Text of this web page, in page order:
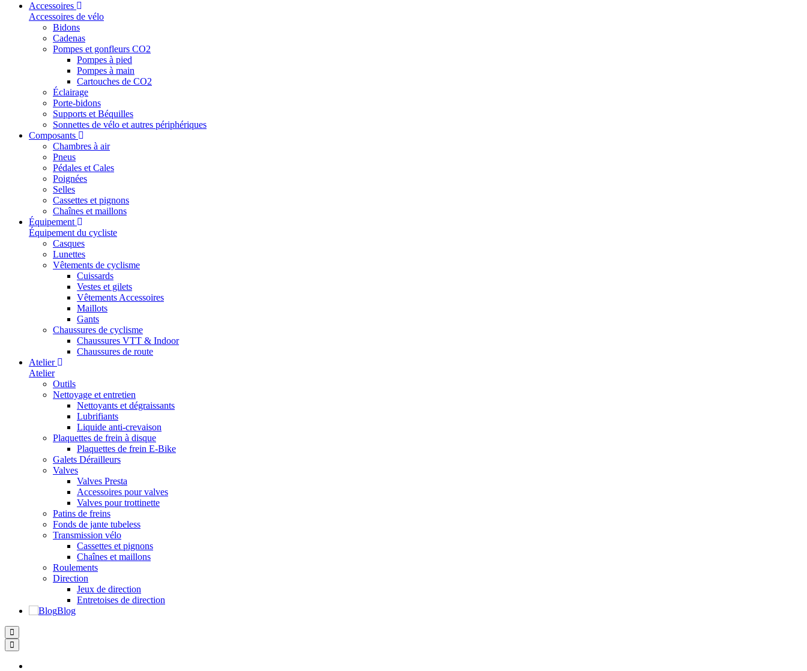
Accessoires
Accessoires de vélo
Bidons
Cadenas
Pompes et gonfleurs CO2
Pompes à pied
Pompes à main
Cartouches de CO2
Éclairage
Porte-bidons
Supports et Béquilles
Sonnettes de vélo et autres périphériques
Composants
Chambres à air
Pneus
Pédales et Cales
Poignées
Selles
Cassettes et pignons
Chaînes et maillons
Équipement
Équipement du cycliste
Casques
Lunettes
Vêtements de cyclisme
Cuissards
Vestes et gilets
Vêtements Accessoires
Maillots
Gants
Chaussures de cyclisme
Chaussures VTT & Indoor
Chaussures de route
Atelier
Atelier
Outils
Nettoyage et entretien
Nettoyants et dégraissants
Lubrifiants
Liquide anti-crevaison
Plaquettes de frein à disque
Plaquettes de frein E-Bike
Galets Dérailleurs
Valves
Valves Presta
Accessoires pour valves
Valves pour trottinette
Patins de freins
Fonds de jante tubeless
Transmission vélo
Cassettes et pignons
Chaînes et maillons
Roulements
Direction
Jeux de direction
Entretoises de direction
Blog